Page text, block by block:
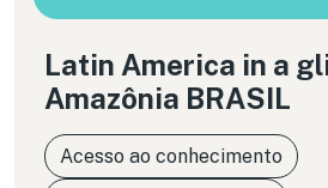
Latin America in a
Amazônia BRASIL
Acesso ao conhecimento